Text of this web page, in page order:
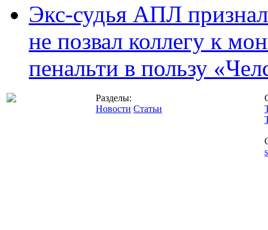
Экс-судья АПЛ
не позвал коллегу к
пенальти в пользу
Разделы:
Новости Статьи